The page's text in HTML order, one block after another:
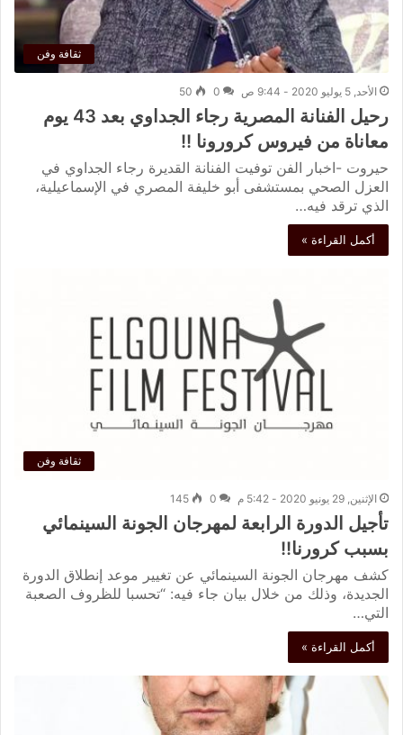
ثقافة وفن
الأحد, 5 يوليو 2020 - 9:44 ص 0
50
رحيل الفنانة المصرية رجاء الجداوي بعد 43 يوم
معاناة من فيروس كرورونا !!
حيروت -اخبار الفن توفيت الفنانة القديرة رجاء الجداوي في
العزل الصحي بمستشفى أبو خليفة المصري في الإسماعيلية،
الذي ترقد فيه…
أكمل القراءة »
ثقافة وفن
الإثنين, 29 يونيو 2020 - 5:42 م 0
145
تأجيل الدورة الرابعة لمهرجان الجونة السينمائي
بسبب كرورنا!!
كشف مهرجان الجونة السينمائي عن تغيير موعد إنطلاق الدورة
الجديدة، وذلك من خلال بيان جاء فيه: “تحسبا للظروف الصعبة
التي…
أكمل القراءة »